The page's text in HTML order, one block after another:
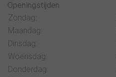
Openingstijden
Zondag:
Maandag:
Dinsdag:
Woensdag:
Donderdag: